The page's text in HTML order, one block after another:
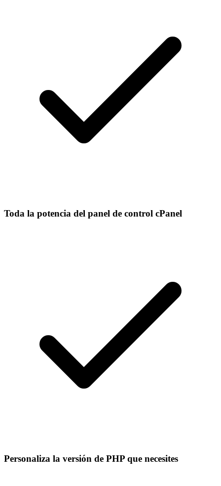
Toda la potencia del panel de control cPanel
Personaliza la versión de PHP que necesites